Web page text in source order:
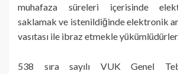
muhafaza süreleri içerisinde
saklamak ve istenildiğinde elektronik
vasıtası ile ibraz etmekle yükümlüdürler.
538 sıra sayılı VUK Genel